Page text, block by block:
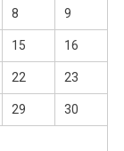
8 9
15 16
22 23
29 30